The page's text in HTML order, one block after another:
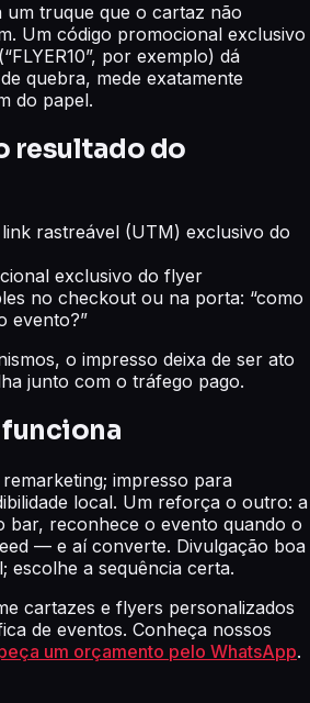
um truque que o cartaz não
Um código promocional exclusivo
por exemplo) dá
quebra, mede exatamente
do papel.
resultado do
rastreável (UTM) exclusivo do
exclusivo do flyer
no checkout ou na porta: “como
evento?”
o impresso deixa de ser ato
junto com o tráfego pago.
impresso para
local. Um reforça o outro: a
bar, reconhece o evento quando o
— e aí converte. Divulgação boa
escolhe a sequência certa.
cartazes e flyers personalizados
de eventos. Conheça nossos
um orçamento pelo WhatsApp.